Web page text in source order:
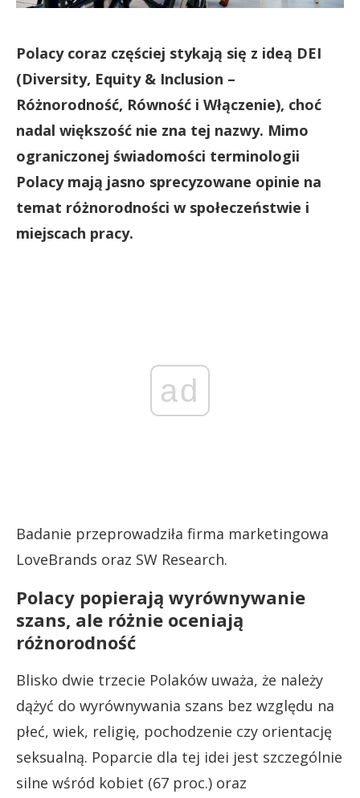
Polacy coraz częściej stykają się z ideą DEI
(Diversity, Equity & Inclusion –
Różnorodność, Równość i Włączenie), choć
nadal większość nie zna tej nazwy. Mimo
ograniczonej świadomości terminologii
Polacy mają jasno sprecyzowane opinie na
temat różnorodności w społeczeństwie i
miejscach pracy.
ad
Badanie przeprowadziła firma marketingowa
LoveBrands oraz SW Research.
Polacy popierają wyrównywanie
szans, ale różnie oceniają
różnorodność
Blisko dwie trzecie Polaków uważa, że należy
dążyć do wyrównywania szans bez względu na
płeć, wiek, religię, pochodzenie czy orientację
seksualną. Poparcie dla tej idei jest szczególnie
silne wśród kobiet (67 proc.) oraz